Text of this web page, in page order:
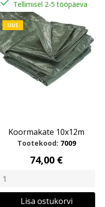
Tellimisel 2-5 tööpäeva
UUS
Koormakate 10x12m
Tootekood: 7009
74,00 €
Lisa ostukorvi